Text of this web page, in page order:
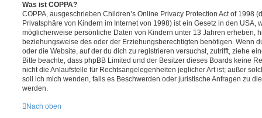
Was ist COPPA?
COPPA, ausgeschrieben Children’s Online Privacy Protection Act of 1998
Privatsphäre von Kindern im Internet von 1998) ist ein Gesetz in den USA,
möglicherweise persönliche Daten von Kindern unter 13 Jahren erheben,
beziehungsweise des oder der Erziehungsberechtigten benötigen. Wenn
oder die Website, auf der du dich zu registrieren versuchst, zutrifft, ziehe
Bitte beachte, dass phpBB Limited und der Besitzer dieses Boards keine
nicht die Anlaufstelle für Rechtsangelegenheiten jeglicher Art ist; außer
soll ich mich wenden, falls es Beschwerden oder juristische Anfragen zu
werden.
Nach oben